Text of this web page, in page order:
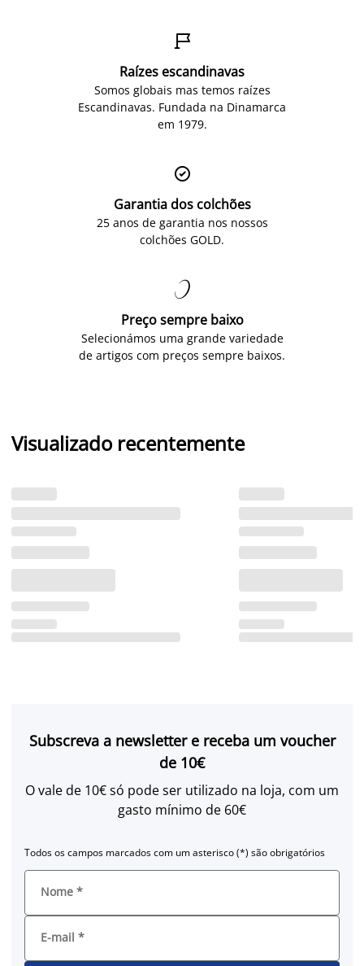

Raízes escandinavas
Somos globais mas temos raízes
Escandinavas. Fundada na Dinamarca
em 1979.

Garantia dos colchões
25 anos de garantia nos nossos
colchões GOLD.

Preço sempre baixo
Selecionámos uma grande variedade
de artigos com preços sempre baixos.
Visualizado recentemente
Subscreva a newsletter e receba um voucher
de 10€
O vale de 10€ só pode ser utilizado na loja, com um
gasto mínimo de 60€
Todos os campos marcados com um asterisco (*) são obrigatórios
Nome *
E-mail *